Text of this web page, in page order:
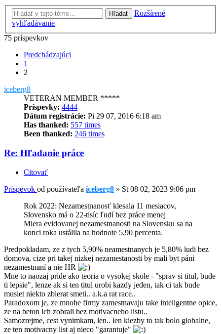
Hľadať
Rozšírené
vyhľadávanie
75 príspevkov
Predchádzajúci
1
2
iceberg8
VETERAN MEMBER *****
Príspevky: 4444
Dátum registrácie: Pi 29 07, 2016 6:18 am
Has thanked: 557 times
Been thanked: 246 times
Re: Hľadanie práce
Citovať
Príspevok od používateľa iceberg8 » St 08 02, 2023 9:06 pm
Rok 2022: Nezamestnanosť klesala 11 mesiacov,
Slovensko má o 22-tisíc ľudí bez práce menej
Miera evidovanej nezamestnanosti na Slovensku sa na
konci roka ustálila na hodnote 5,90 percenta.
Predpokladam, ze z tych 5,90% neamestnanych je 5,80% ludi bez
domova, cize pri takej nizkej nezamestanosti by mali byt páni
nezamestnaní a nie HR
Mne to naozaj pride ako teoria o vysokej skole - "sprav si titul, bude
ti lepsie", lenze ak si ten titul urobi kazdy jeden, tak ci tak bude
musiet niekto zbierat smeti.. a.k.a rat race..
Paradoxom je, ze mnohe firmy zamestnavaju take inteligentne opice,
ze na beton ich zobrali bez motivacneho listu..
Samozrejme, cest vynimkam, len.. len kiezby to tak bolo globalne,
ze ten motivacny list aj nieco "garantuje"